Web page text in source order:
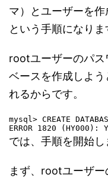
マ）とユーザーを作
という手順になりま
rootユーザーのパス
ベースを作成しよ
れるからです。
mysql> CREATE
ERROR 1820
では、手順を開始し
まず、rootユーザー